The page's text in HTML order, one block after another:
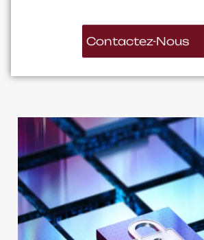
Contactez-Nous